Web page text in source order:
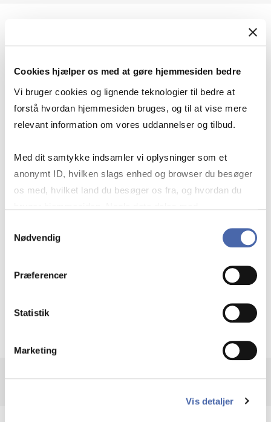
Cookies hjælper os med at gøre hjemmesiden bedre
Vi bruger cookies og lignende teknologier til bedre at
forstå hvordan hjemmesiden bruges, og til at vise mere
relevant information om vores uddannelser og tilbud.
Med dit samtykke indsamler vi oplysninger som et
anonymt ID, hvilken slags enhed og browser du besøger
os med, hvilket land du besøger os fra, og hvordan du
markedsføring. Du bestemmer selv - og kan altid trække
Nødvendig
Præferencer
Statistik
Marketing
Vis detaljer
Geopolitik og businesssikkerhed
navigerer man som virksomhed?
Krigen i Ukraine